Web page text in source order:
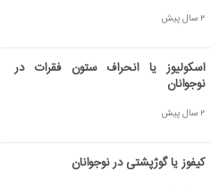
2 سال پیش
اسکولیوز یا انحراف ستون فقرات در
نوجوانان
2 سال پیش
کیفوز یا گوژپشتی در نوجوانان